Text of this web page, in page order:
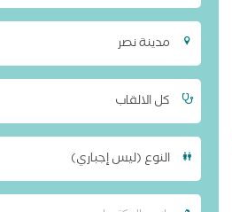
مدينة نصر
كل الالقاب
النوع (ليس إجباري)